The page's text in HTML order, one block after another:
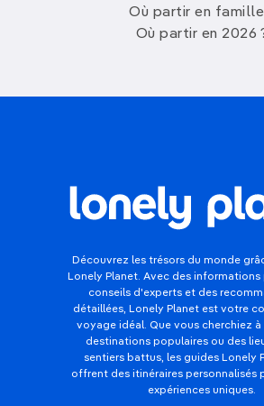
Où partir en famille
Où partir en 2026
Découvrez les trésors du monde
Lonely Planet. Avec des informations
conseils d'experts et des
détaillées, Lonely Planet est votre
voyage idéal. Que vous cherchiez à
destinations populaires ou des
sentiers battus, les guides Lonely
offrent des itinéraires personnalisés
expériences uniques.